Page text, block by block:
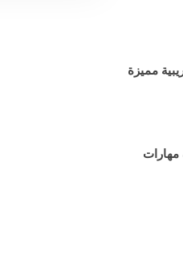
مميزة
مهارات